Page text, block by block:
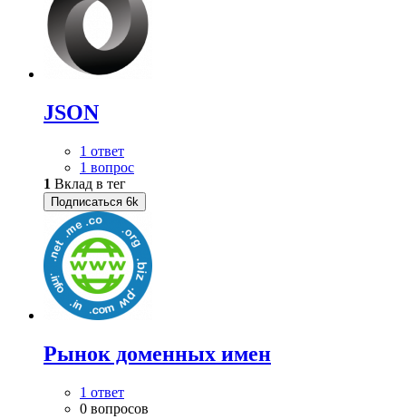
JSON
1 ответ
1 вопрос
1 Вклад в тег
Подписаться 6k
Рынок доменных имен
1 ответ
0 вопросов